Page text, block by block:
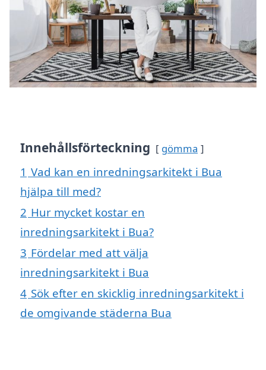
Innehållsförteckning gömma
1 Vad kan en inredningsarkitekt i Bua
hjälpa till med?
2 Hur mycket kostar en
inredningsarkitekt i Bua?
3 Fördelar med att välja
inredningsarkitekt i Bua
4 Sök efter en skicklig inredningsarkitekt i
de omgivande städerna Bua